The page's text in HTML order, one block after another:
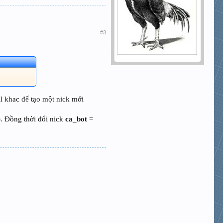
#3
khac để tạo một nick mới
Đồng thời đổi nickca_bot =